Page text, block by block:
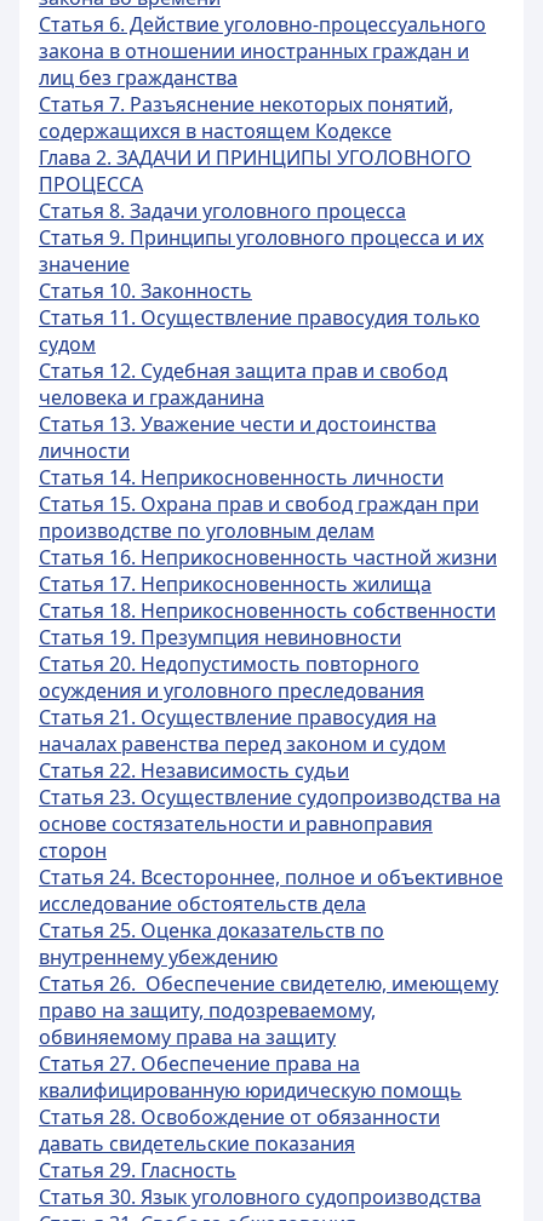
Статья 6. Действие уголовно-процессуального
закона в отношении иностранных граждан и
лиц без гражданства
Статья 7. Разъяснение некоторых понятий,
содержащихся в настоящем Кодексе
Глава 2. ЗАДАЧИ И ПРИНЦИПЫ УГОЛОВНОГО
ПРОЦЕССА
Статья 8. Задачи уголовного процесса
Статья 9. Принципы уголовного процесса и их
значение
Статья 10. Законность
Статья 11. Осуществление правосудия только
судом
Статья 12. Судебная защита прав и свобод
человека и гражданина
Статья 13. Уважение чести и достоинства
личности
Статья 14. Неприкосновенность личности
Статья 15. Охрана прав и свобод граждан при
производстве по уголовным делам
Статья 16. Неприкосновенность частной жизни
Статья 17. Неприкосновенность жилища
Статья 18. Неприкосновенность собственности
Статья 19. Презумпция невиновности
Статья 20. Недопустимость повторного
осуждения и уголовного преследования
Статья 21. Осуществление правосудия на
началах равенства перед законом и судом
Статья 22. Независимость судьи
Статья 23. Осуществление судопроизводства на
основе состязательности и равноправия
сторон
Статья 24. Всестороннее, полное и объективное
исследование обстоятельств дела
Статья 25. Оценка доказательств по
внутреннему убеждению
Статья 26. Обеспечение свидетелю, имеющему
право на защиту, подозреваемому,
обвиняемому права на защиту
Статья 27. Обеспечение права на
квалифицированную юридическую помощь
Статья 28. Освобождение от обязанности
давать свидетельские показания
Статья 29. Гласность
Статья 30. Язык уголовного судопроизводства